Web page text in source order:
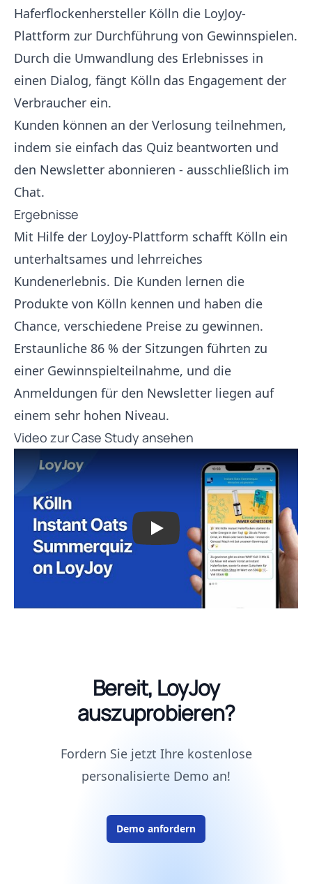
Haferflockenhersteller Kölln die LoyJoy-
Plattform zur Durchführung von Gewinnspielen.
Durch die Umwandlung des Erlebnisses in
einen Dialog, fängt Kölln das Engagement der
Verbraucher ein.
Kunden können an der Verlosung teilnehmen,
indem sie einfach das Quiz beantworten und
den Newsletter abonnieren - ausschließlich im
Chat.
Ergebnisse
Mit Hilfe der LoyJoy-Plattform schafft Kölln ein
unterhaltsames und lehrreiches
Kundenerlebnis. Die Kunden lernen die
Produkte von Kölln kennen und haben die
Chance, verschiedene Preise zu gewinnen.
Erstaunliche 86 % der Sitzungen führten zu
einer Gewinnspielteilnahme, und die
Anmeldungen für den Newsletter liegen auf
einem sehr hohen Niveau.
Video zur Case Study ansehen
Play
Bereit, LoyJoy
auszuprobieren?
Fordern Sie jetzt Ihre kostenlose
personalisierte Demo an!
Demo anfordern